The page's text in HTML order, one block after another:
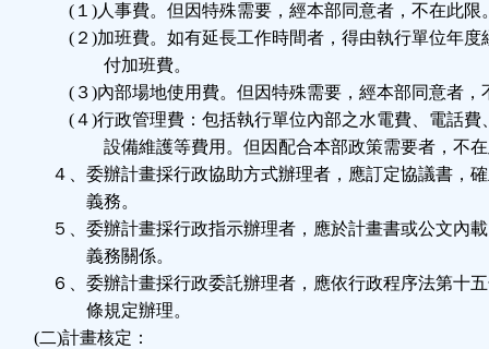
(１)人事費。但因特殊需要，經本部同意者，不在此限
(２)加班費。如有延長工作時間者，得由執行單位年度
付加班費。
(３)內部場地使用費。但因特殊需要，經本部同意者，
(４)行政管理費：包括執行單位內部之水電費、電話費
設備維護等費用。但因配合本部政策需要者，不在
４、委辦計畫採行政協助方式辦理者，應訂定協議書，確
義務。
５、委辦計畫採行政指示辦理者，應於計畫書或公文內載
義務關係。
６、委辦計畫採行政委託辦理者，應依行政程序法第十五
條規定辦理。
(二)計畫核定：